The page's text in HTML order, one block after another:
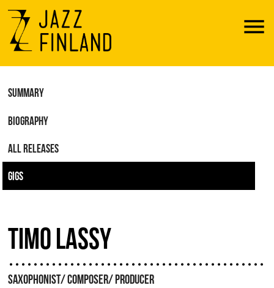
Menu
SUMMARY
BIOGRAPHY
ALL RELEASES
GIGS
TIMO LASSY
SAXOPHONIST/ COMPOSER/ PRODUCER